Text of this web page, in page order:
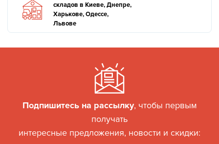
складов в Киеве, Днепре,
Харькове, Одессе,
Львове
Подпишитесь на рассылку, чтобы первым
получать
интересные предложения, новости и скидки: